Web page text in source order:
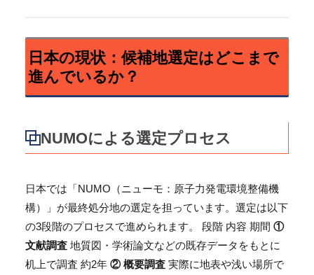
日本の現状：候補地選定はどこまで
進んでいるか？
NUMOによる選定プロセス
日本では「NUMO（ニューモ：原子力発電環境整備機
構）」が最終処分地の選定を担っています。選定は以下
の3段階のプロセスで進められます。 段階 内容 期間 ①
文献調査 地質図・学術論文などの既存データをもとに
机上で調査 約2年 ② 概要調査 実際に地表や浅い場所で